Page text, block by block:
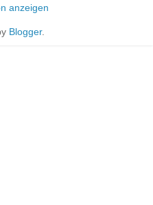
anzeigen
Blogger.